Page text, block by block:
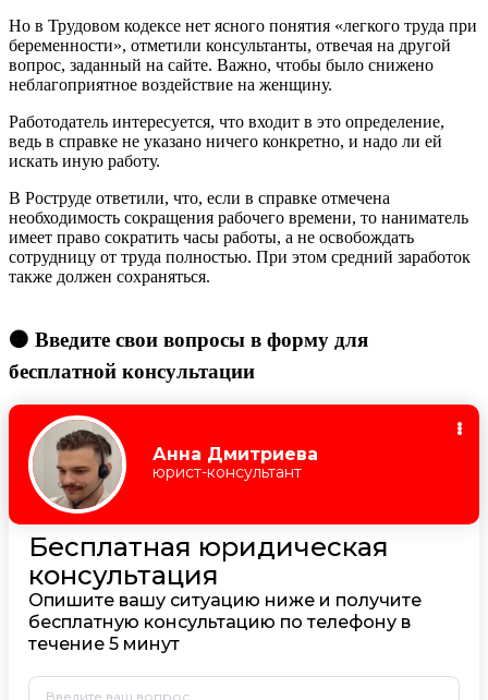
Но в Трудовом кодексе нет ясного понятия «легкого труда при
беременности», отметили консультанты, отвечая на другой
вопрос, заданный на сайте. Важно, чтобы было снижено
неблагоприятное воздействие на женщину.
Работодатель интересуется, что входит в это определение,
ведь в справке не указано ничего конкретно, и надо ли ей
искать иную работу.
В Роструде ответили, что, если в справке отмечена
необходимость сокращения рабочего времени, то наниматель
имеет право сократить часы работы, а не освобождать
сотрудницу от труда полностью. При этом средний заработок
также должен сохраняться.
🟠 Введите свои вопросы в форму для
бесплатной консультации